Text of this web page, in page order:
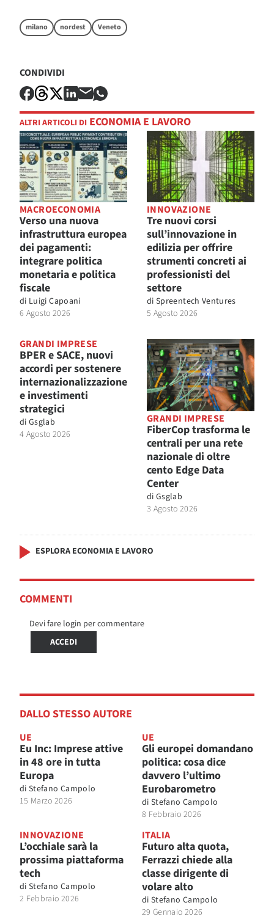
milano nordest Veneto
CONDIVIDI
ALTRI ARTICOLI DI ECONOMIA E LAVORO
MACROECONOMIA
Verso una nuova
infrastruttura europea
dei pagamenti:
integrare politica
monetaria e politica
fiscale
di Luigi Capoani
6 Agosto 2026
INNOVAZIONE
Tre nuovi corsi
sull’innovazione in
edilizia per offrire
strumenti concreti ai
professionisti del
settore
di Spreentech Ventures
5 Agosto 2026
GRANDI IMPRESE
BPER e SACE, nuovi
accordi per sostenere
internazionalizzazione
e investimenti
strategici
di Gsglab
4 Agosto 2026
GRANDI IMPRESE
FiberCop trasforma le
centrali per una rete
nazionale di oltre
cento Edge Data
Center
di Gsglab
3 Agosto 2026
ESPLORA ECONOMIA E LAVORO
COMMENTI
Devi fare login per commentare
ACCEDI
DALLO STESSO AUTORE
UE
Eu Inc: Imprese attive
in 48 ore in tutta
Europa
di Stefano Campolo
15 Marzo 2026
UE
Gli europei domandano
politica: cosa dice
davvero l’ultimo
Eurobarometro
di Stefano Campolo
8 Febbraio 2026
INNOVAZIONE
L’occhiale sarà la
prossima piattaforma
tech
di Stefano Campolo
2 Febbraio 2026
ITALIA
Futuro alta quota,
Ferrazzi chiede alla
classe dirigente di
volare alto
di Stefano Campolo
29 Gennaio 2026